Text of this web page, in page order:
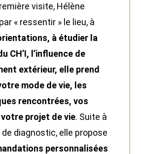
visite, Hélène
« ressentir » le lieu, à
à étudier la
CH’I, l’influence de
extérieur, elle prend
mode de vie, les
rencontrées, vos
projet de vie. Suite à
diagnostic, elle propose
personnalisées